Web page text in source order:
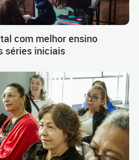
com melhor ensino
séries iniciais